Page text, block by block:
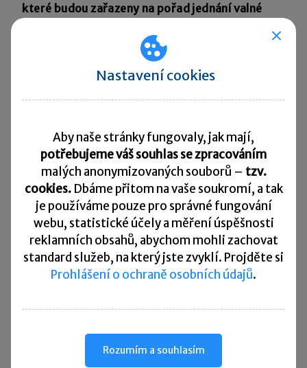
které budou zařazeny na pořad jednání valné
valnou hromadu nebo oznámení o jejím svolání
a představenstvo je povinno jejich návrh (pokud
bude společnosti doručen nejpozději do 7 dnů
před uveřejněním pozvánky na valnou hromadu
s pozvánkou na valnou hromadu nebo
s oznámením o jejím svolání.
Společnost může nově poskytovat akcionářům
vysvětlení formou souhrnné odpovědi na více
otázek obdobného obsahu. Platí přitom, že
vysvětlení se akcionáři dostalo i tehdy, pokud
bylo doplňující vysvětlení k bodům programu
konání valné hromady a je k dispozici
akcionářům v místě konání valné hromady.
Nastavení cookies
Aby naše stránky fungovaly, jak mají,
potřebujeme váš souhlas se zpracováním
malých anonymizovaných souborů – tzv.
cookies. Dbáme přitom na vaše soukromí, a tak
je používáme pouze pro správné fungování
webu, statistické účely a měření úspěšnosti
reklamních obsahů, abychom mohli zachovat
standard služeb, na který jste zvyklí. Projděte si
Prohlášení o ochraně osobních údajů.
Rozumím a souhlasím